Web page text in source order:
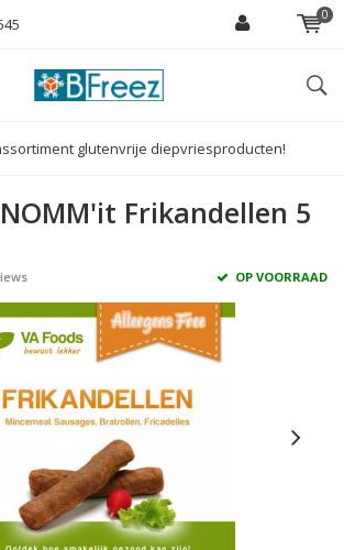
0
glutenvrije diepvriesproducten!
Frikandellen 5
OP VOORRAAD